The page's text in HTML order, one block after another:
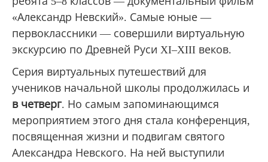
«Александр Невский». Самые юные —
первоклассники — совершили виртуальную
экскурсию по Древней Руси XI–XIII веков.
Серия виртуальных путешествий для
учеников начальной школы продолжилась и
в четверг. Но самым запоминающимся
мероприятием этого дня стала конференция,
посвященная жизни и подвигам святого
Александра Невского. На ней выступили